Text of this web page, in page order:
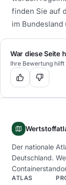
finden Sie auf
im Bundesland
War diese Seite
Ihre Bewertung
Der nationale
Deutschland.
ATLAS